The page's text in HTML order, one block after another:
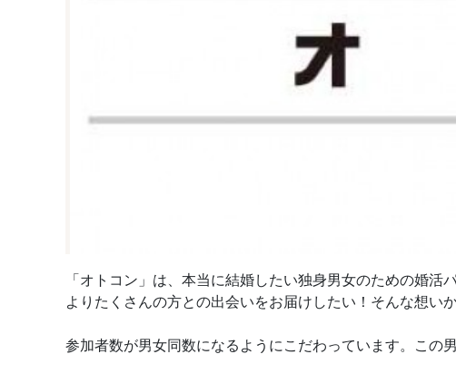
「オトコン」は、本当に結婚したい独身男女のための婚活
よりたくさんの方との出会いをお届けしたい！そんな想い
参加者数が男女同数になるようにこだわっています。この